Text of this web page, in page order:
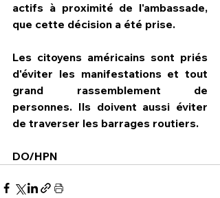
actifs à proximité de l'ambassade,
que cette décision a été prise.
Les citoyens américains sont priés
d'éviter les manifestations et tout
grand rassemblement de
personnes. Ils doivent aussi éviter
de traverser les barrages routiers.
DO/HPN